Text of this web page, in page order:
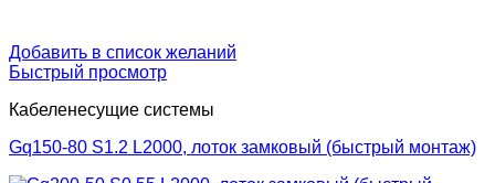
Добавить в список желаний
Быстрый просмотр
Кабеленесущие системы
Gq150-80 S1.2 L2000, лоток замковый (быстрый монтаж)